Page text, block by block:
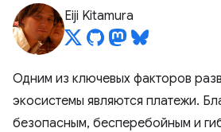
Eiji Kitamura
Одним из ключевых факторов
экосистемы являются платежи.
безопасным, бесперебойным и